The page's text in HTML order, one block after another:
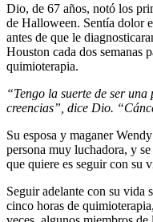
Dio, de 67 años, notó los
de Halloween. Sentía dolor
antes de que le
Houston cada dos semanas
quimioterapia.
“Tengo la suerte de ser
creencias”, dice Dio.
Su esposa y maganer
persona muy luchadora, y
que quiere es seguir con su
Seguir adelante con su vida
cinco horas de